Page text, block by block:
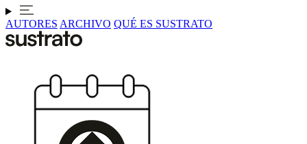
AUTORES ARCHIVO QUÉ ES SUSTRATO